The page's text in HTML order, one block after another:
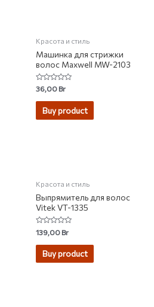
Красота и стиль
Машинка для стрижки
волос Maxwell MW-2103
Rated
0
out
36,00Br
Buy product
Красота и стиль
Выпрямитель для волос
Vitek VT-1335
Rated
0
out
139,00Br
Buy product